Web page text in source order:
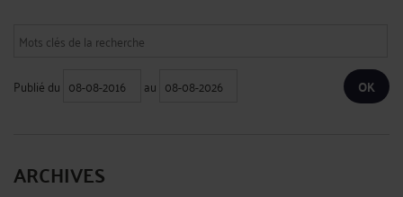
Publié du au
ARCHIVES